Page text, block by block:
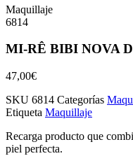
Maquillaje
6814
MI-RÊ BIBI NOVA
47,00€
SKU 6814 Categorías
Etiqueta Maquillaje
Recarga producto que
piel perfecta.